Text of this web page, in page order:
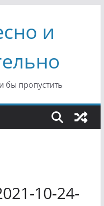
и
бы пропустить
10-24-